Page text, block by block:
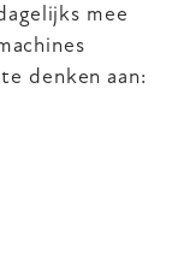
mee
denken aan: